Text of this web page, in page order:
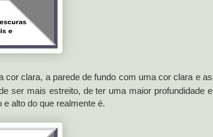
clara, a parede de fundo com uma cor clara e as
ser mais estreito, de ter uma maior profundidade e
alto do que realmente é.